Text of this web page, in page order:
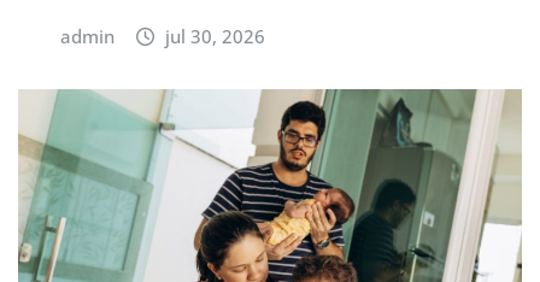
admin jul 30, 2026